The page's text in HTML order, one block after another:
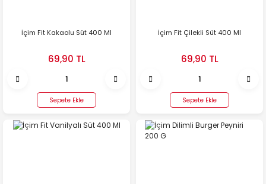
İçim Fit Kakaolu Süt 400 Ml
69,90 TL
Sepete Ekle
İçim Fit Çilekli Süt 400 Ml
69,90 TL
Sepete Ekle